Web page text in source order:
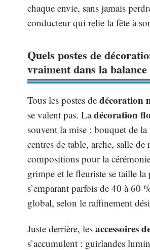
chaque envie, sans jamais
conducteur qui relie la fête à
Quels postes de
vraiment dans la balance
Tous les postes de décoration
se valent pas. Ladécoration
souvent la mise : bouquet de la
centres de table, arche, salle de
compositions pour la
grimpe et le fleuriste se taille
s’emparant parfois de 40 à 60
global, selon le raffinement
Juste derrière, les accessoires
s’accumulent : guirlandes